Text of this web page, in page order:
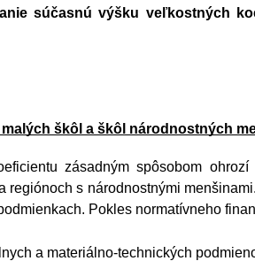
súčasnú výšku veľkostných
škôl a škôl národnostných
zásadným spôsobom
regiónoch s národnostnými
Pokles normatívneho
a materiálno-technických